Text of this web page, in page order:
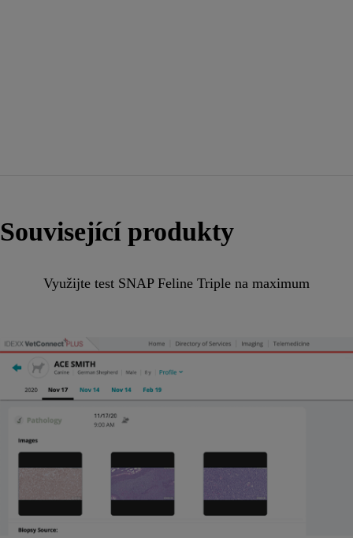
Související produkty
Využijte test SNAP Feline Triple na maximum